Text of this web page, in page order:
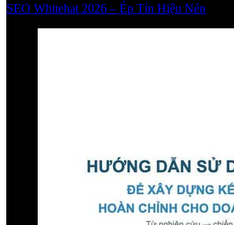
SEO Whitehat 2026 – Ép Tín Hiệu Nén